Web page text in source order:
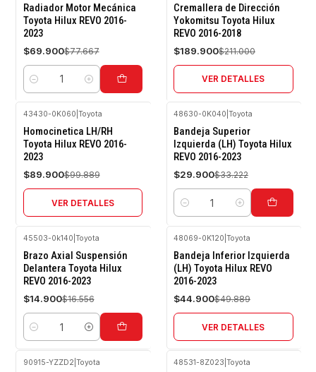
-10%
OFF
Radiador Motor Mecánica
Toyota Hilux REVO 2016-
2023
$69.900$77.667
Cantidad
-10%
OFF
Agotado
Cremallera de Dirección
Yokomitsu Toyota Hilux
REVO 2016-2018
$189.900$211.000
VER DETALLES
-10%
OFF
Agotado
43430-0K060 Toyota
Homocinetica LH/RH
Toyota Hilux REVO 2016-
2023
$89.900$99.889
VER DETALLES
-10%
OFF
48630-0K040 Toyota
Bandeja Superior
Izquierda (LH) Toyota Hilux
REVO 2016-2023
$29.900$33.222
Cantidad
-10%
OFF
45503-0k140 Toyota
Brazo Axial Suspensión
Delantera Toyota Hilux
REVO 2016-2023
$14.900$16.556
Cantidad
-10%
OFF
Agotado
48069-0K120 Toyota
Bandeja Inferior Izquierda
(LH) Toyota Hilux REVO
2016-2023
$44.900$49.889
VER DETALLES
90915-YZZD2 Toyota 48531-8Z023 Toyota